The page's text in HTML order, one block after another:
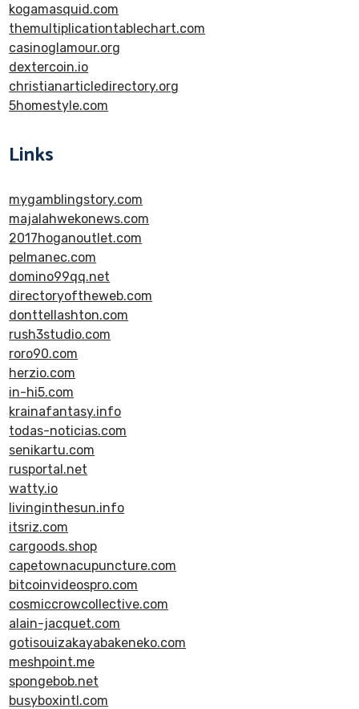
kogamasquid.com
themultiplicationtablechart.com
casinoglamour.org
dextercoin.io
christianarticledirectory.org
5homestyle.com
Links
mygamblingstory.com
majalahwekonews.com
2017hoganoutlet.com
pelmanec.com
domino99qq.net
directoryoftheweb.com
donttellashton.com
rush3studio.com
roro90.com
herzio.com
in-hi5.com
krainafantasy.info
todas-noticias.com
senikartu.com
rusportal.net
watty.io
livinginthesun.info
itsriz.com
cargoods.shop
capetownacupuncture.com
bitcoinvideospro.com
cosmiccrowcollective.com
alain-jacquet.com
gotisouizakayabakeneko.com
meshpoint.me
spongebob.net
busyboxintl.com